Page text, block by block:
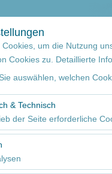
um die Nutzung
Cookies zu. Detaillierte
auswählen, welchen
& Technisch
der Seite erforderliche
sind für das
Funktionen
Flüge